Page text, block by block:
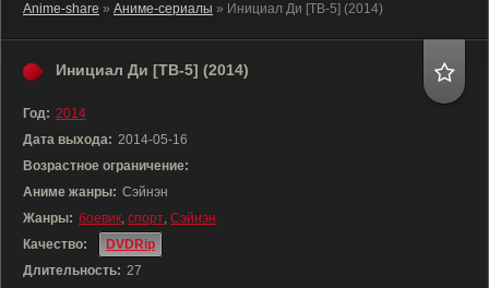
Anime-share » Аниме-сериалы » Инициал Ди [ТВ-5] (2014)
Инициал Ди [ТВ-5] (2014)
Год: 2014
Дата выхода: 2014-05-16
Возрастное ограничение:
Аниме жанры: Сэйнэн
Жанры: боевик, спорт, Сэйнэн
Качество:
DVDRip
Длительность: 27